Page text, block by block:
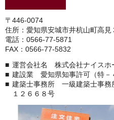
〒446-0074
住所：愛知県安城市井杭山町高見
電話：0566-77-5871
FAX：0566-77-5832
運営会社名 株式会社ナイスホ
建設業 愛知県知事許可（特－
建築士事務所 一級建築士事務
１２６６８号